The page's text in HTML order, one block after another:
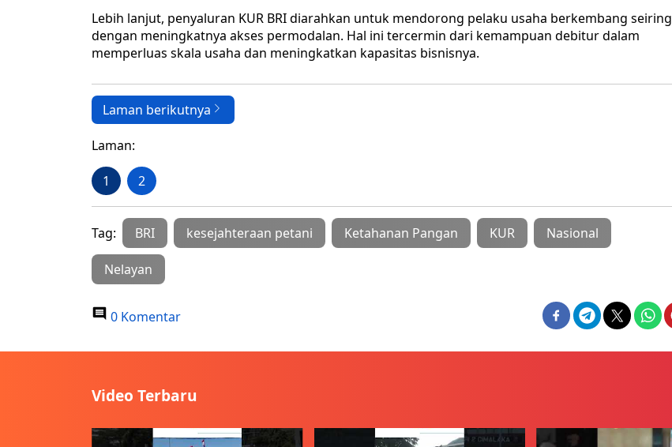
Lebih lanjut, penyaluran KUR BRI diarahkan untuk mendorong pelaku usaha berkembang seiring
dengan meningkatnya akses permodalan. Hal ini tercermin dari kemampuan debitur dalam
memperluas skala usaha dan meningkatkan kapasitas bisnisnya.
Laman berikutnya
Laman:
1 2
Tag: BRI kesejahteraan petani Ketahanan Pangan KUR Nasional
Nelayan
0 Komentar
Video Terbaru